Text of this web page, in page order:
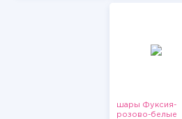
шары Фуксия-
розово-белые